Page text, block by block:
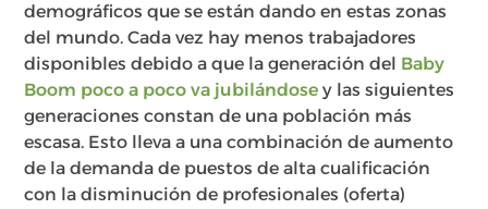
demográficos que se están dando en estas zonas
del mundo. Cada vez hay menos trabajadores
disponibles debido a que la generación del Baby
Boom poco a poco va jubilándose y las siguientes
generaciones constan de una población más
escasa. Esto lleva a una combinación de aumento
de la demanda de puestos de alta cualificación
con la disminución de profesionales (oferta)